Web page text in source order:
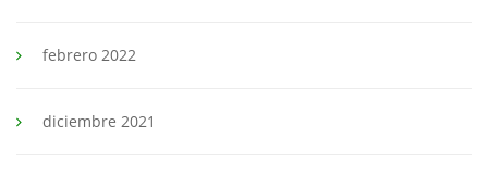
febrero 2022
diciembre 2021